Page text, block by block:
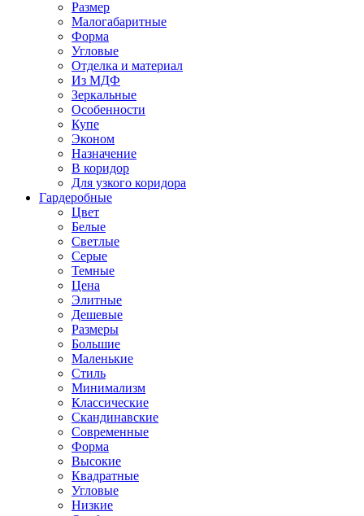
Размер
Малогабаритные
Форма
Угловые
Отделка и материал
Из МДФ
Зеркальные
Особенности
Купе
Эконом
Назначение
В коридор
Для узкого коридора
Гардеробные
Цвет
Белые
Светлые
Серые
Темные
Цена
Элитные
Дешевые
Размеры
Большие
Маленькие
Стиль
Минимализм
Классические
Скандинавские
Современные
Форма
Высокие
Квадратные
Угловые
Низкие